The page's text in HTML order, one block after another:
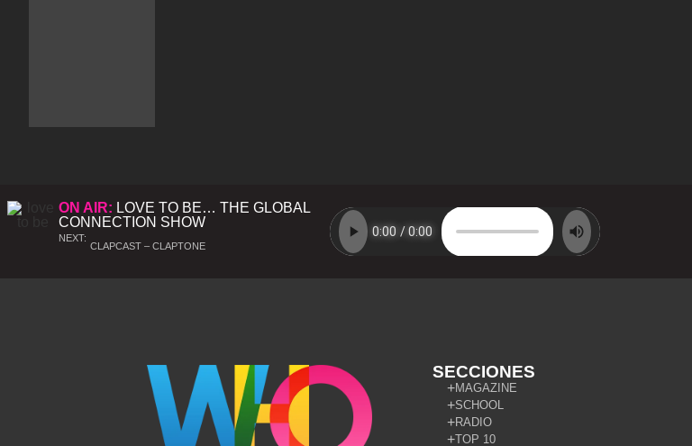
ON AIR: LOVE TO BE… THE GLOBAL
CONNECTION SHOW
NEXT:
CLAPCAST – CLAPTONE
SECCIONES
MAGAZINE
SCHOOL
RADIO
TOP 10